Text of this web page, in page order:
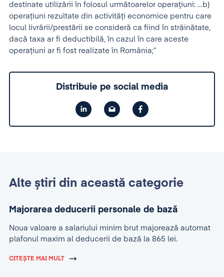
destinate utilizării în folosul următoarelor operaţiuni: …b)
operaţiuni rezultate din activităţi economice pentru care
locul livrării/prestării se consideră ca fiind în străinătate,
dacă taxa ar fi deductibilă, în cazul în care aceste
operaţiuni ar fi fost realizate în România;”
Distribuie pe social media
Alte știri din această categorie
Majorarea deducerii personale de bază
Noua valoare a salariului minim brut majorează automat
plafonul maxim al deducerii de bază la 865 lei.
CITEȘTE MAI MULT